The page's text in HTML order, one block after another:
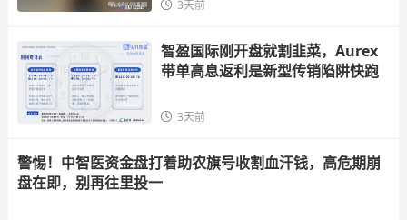
3天前
智盈国际刚开盘就割韭菜，Aurex
带单高息返利是新型传销陷阱快跑
3天前
警惕！中智医资金盘打着助农旗号收割血汗钱，高危期崩
盘在即，别再往里投一